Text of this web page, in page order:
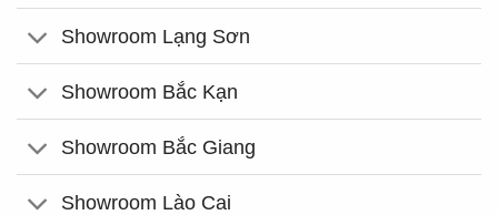
Showroom Lạng Sơn
Showroom Bắc Kạn
Showroom Bắc Giang
Showroom Lào Cai